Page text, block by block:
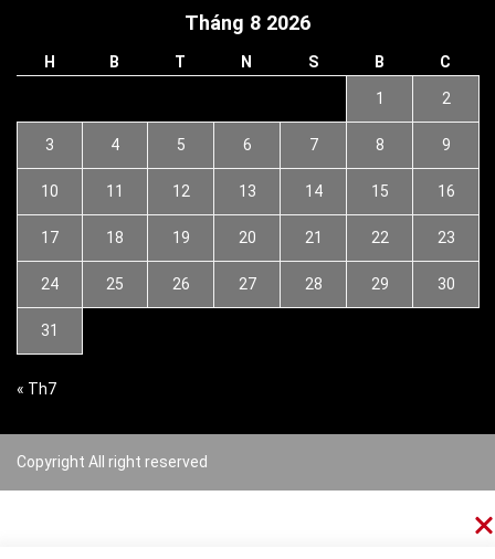
Tháng 8 2026
H B T N S B C
1 2
3 4 5 6 7 8 9
10 11 12 13 14 15 16
17 18 19 20 21 22 23
24 25 26 27 28 29 30
31
« Th7
Copyright All right reserved